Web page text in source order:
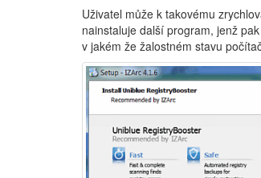
Uživatel může k takovému
nainstaluje další program, jenž
v jakém že žalostném stavu